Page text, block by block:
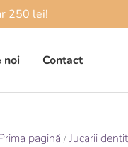
250 lei!
noi Contact
pagină /Jucarii
Cantitate